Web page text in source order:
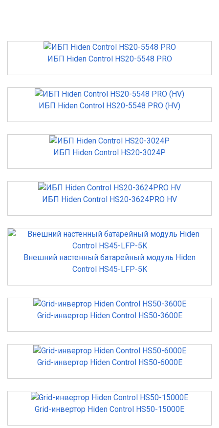
ИБП Hiden Control HS20-5548 PRO
ИБП Hiden Control HS20-5548 PRO (HV)
ИБП Hiden Control HS20-3024P
ИБП Hiden Control HS20-3624PRO HV
Внешний настенный батарейный модуль Hiden
Control HS45-LFP-5K
Grid-инвертор Hiden Control HS50-3600E
Grid-инвертор Hiden Control HS50-6000E
Grid-инвертор Hiden Control HS50-15000E